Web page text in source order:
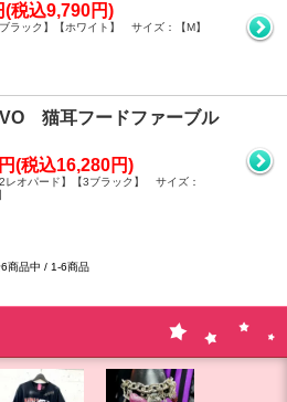
(税込9,790円)
ラック】【ホワイト】 サイズ：【M】
猫耳フードファーブル
(税込16,280円)
レオパード】【3ブラック】 サイズ：
商品中 / 1-6商品